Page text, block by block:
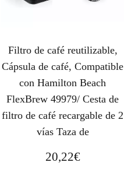
Filtro de café reutilizable,
Cápsula de café, Compatible
con Hamilton Beach
FlexBrew 49979/ Cesta de
filtro de café recargable de 2
vías Taza de
20,22€